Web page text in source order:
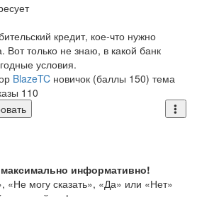
кредит, кое-что нужно
Вот только не знаю, в какой банк
условия.
BlazeTC новичок (баллы 150) тема
110
информативно!
могу сказать», «Да» или «Нет»